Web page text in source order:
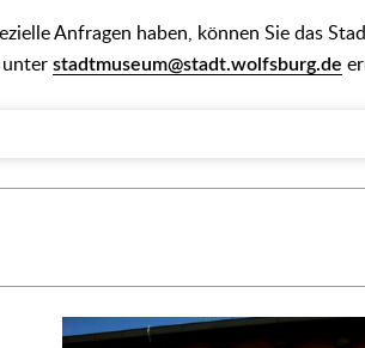
Anfragen haben, können Sie das
unterstadtmuseum@stadt.wolfsburg.de